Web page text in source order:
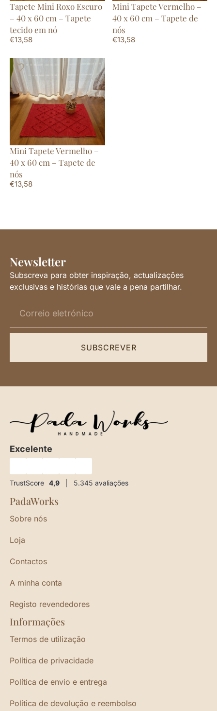
Tapete Mini Roxo Escuro
– 40 x 60 cm – Tapete
tecido em nó
€13,58
Mini Tapete Vermelho –
40 x 60 cm – Tapete de
nós
€13,58
Mini Tapete Vermelho –
40 x 60 cm – Tapete de
nós
€13,58
Newsletter
Subscreva para obter inspiração, actualizações
exclusivas e histórias que vale a pena partilhar.
SUBSCREVER
Excelente
TrustScore 4,9 5.345 avaliações
PadaWorks
Sobre nós
Loja
Contactos
A minha conta
Registo revendedores
Informações
Termos de utilização
Política de privacidade
Política de envio e entrega
Política de devolução e reembolso